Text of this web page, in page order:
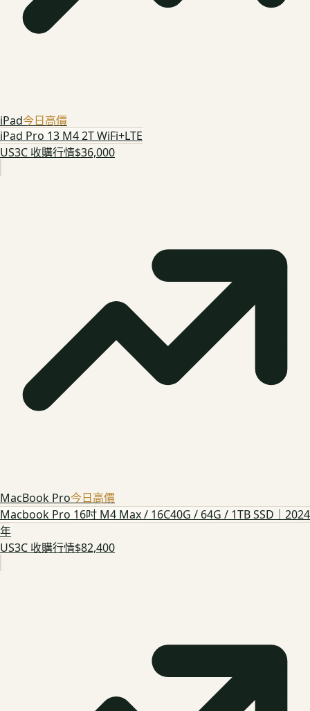
iPad今日高價
iPad Pro 13 M4 2T WiFi+LTE
US3C 收購行情$36,000
MacBook Pro今日高價
Macbook Pro 16吋 M4 Max / 16C40G / 64G / 1TB SSD｜2024
年
US3C 收購行情$82,400